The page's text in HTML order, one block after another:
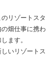
リゾートスタ
畑仕事に携わ
ます。
いリゾートス